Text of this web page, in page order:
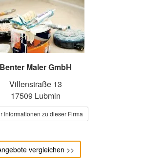
Benter Maler GmbH
Villenstraße 13
17509 Lubmin
Informationen zu dieser Firma
vergleichen >>